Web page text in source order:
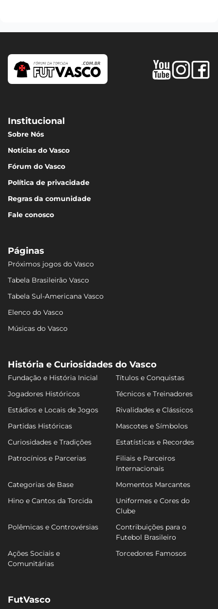
Institucional
Sobre Nós
Notícias do Vasco
Fórum do Vasco
Política de privacidade
Regras da comunidade
Fale conosco
Páginas
Próximos jogos do Vasco
Tabela Brasileirão Vasco
Tabela Sul-Americana Vasco
Elenco do Vasco
Músicas do Vasco
História e Curiosidades do Vasco
Fundação e História Inicial
Títulos e Conquistas
Jogadores Históricos
Técnicos e Treinadores
Estádios e Locais de Jogos
Rivalidades e Clássicos
Partidas Históricas
Mascotes e Símbolos
Curiosidades e Tradições
Estatísticas e Recordes
Patrocínios e Parcerias
Filiais e Parceiros
Internacionais
Categorias de Base
Momentos Marcantes
Hino e Cantos da Torcida
Uniformes e Cores do
Clube
Polêmicas e Controvérsias
Contribuições para o
Futebol Brasileiro
Ações Sociais e
Comunitárias
Torcedores Famosos
FutVasco